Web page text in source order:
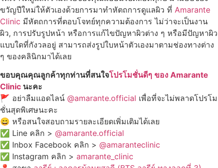
ขวัญปีใหม่ให้ตัวเองด้วยการมาทำหัตถการดูแลผิว ที่ Amarante
Clinic มีหัตถการที่ตอบโจทย์ทุกความต้องการ ไม่ว่าจะเป็นงาน
ผิว, การปรับรูปหน้า หรือการแก้ไขปัญหาผิวต่าง ๆ หรือมีปัญหาผิว
แบบใดที่กังวลอยู่ สามารถส่งรูปใบหน้าตัวเองมาตามช่องทางต่าง
ๆ ของคลินิกมาได้เลย
ขอบคุณคุณลูกค้าทุกท่านที่สนใจโปรโมชั่นดีๆ ของ Amarante
Clinic นะคะ
🚩 อย่าลืมแอดไลน์ @amarante.official เพื่อที่จะไม่พลาดโปรโม
ชั่นสุดพิเศษนะคะ
😄 หรือสนใจสอบถามรายละเอียดเพิ่มเติมได้เลย
✅ Line คลิก > @amarante.official
✅ Inbox Facebook คลิก > @amaranteclinic
✅ Instagram คลิก > amarante_clinic